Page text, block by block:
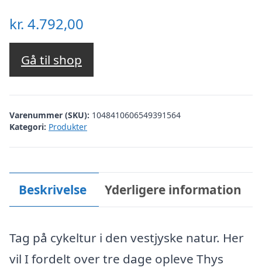
kr. 4.792,00
Gå til shop
Varenummer (SKU): 1048410606549391564
Kategori: Produkter
Beskrivelse Yderligere information
Tag på cykeltur i den vestjyske natur. Her
vil I fordelt over tre dage opleve Thys